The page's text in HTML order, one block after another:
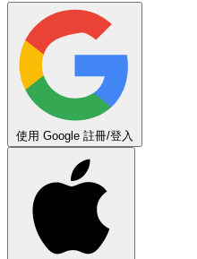
使用 Google 註冊/登入